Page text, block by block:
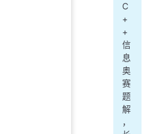
C
+
+
信
息
奥
赛
题
解
，